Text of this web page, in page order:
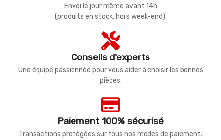
Envoi le jour même avant 14h
(produits en stock, hors week-end).
Conseils d'experts
Une équipe passionnée pour vous aider à choisir les bonnes
pièces.
Paiement 100% sécurisé
Transactions protégées sur tous nos modes de paiement.